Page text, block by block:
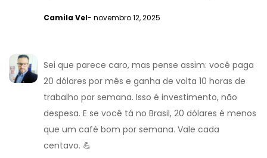
Camila Vel- novembro 12, 2025
Sei que parece caro, mas pense assim: você paga
20 dólares por mês e ganha de volta 10 horas de
trabalho por semana. Isso é investimento, não
despesa. E se você tá no Brasil, 20 dólares é menos
que um café bom por semana. Vale cada
centavo. 💪